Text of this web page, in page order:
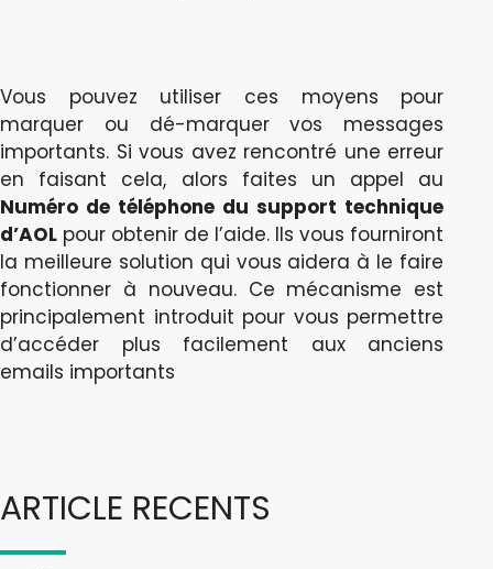
Vous pouvez utiliser ces moyens pour
marquer ou dé-marquer vos messages
importants. Si vous avez rencontré une erreur
en faisant cela, alors faites un appel au
Numéro de téléphone du support technique
d’AOL pour obtenir de l’aide. Ils vous fourniront
la meilleure solution qui vous aidera à le faire
fonctionner à nouveau. Ce mécanisme est
principalement introduit pour vous permettre
d’accéder plus facilement aux anciens
emails importants
ARTICLE RECENTS